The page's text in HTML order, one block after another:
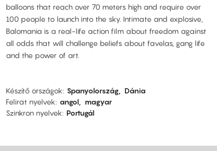
balloons that reach over 70 meters high and require over
100 people to launch into the sky. Intimate and explosive,
Balomania is a real-life action film about freedom against
all odds that will challenge beliefs about favelas, gang life
and the power of art.
Készítő országok Spanyolország
Dánia
Felirat nyelvek
angol
magyar
Szinkron nyelvek
Portugál